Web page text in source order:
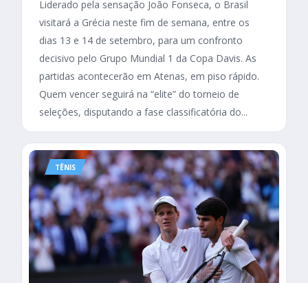
Liderado pela sensação João Fonseca, o Brasil
visitará a Grécia neste fim de semana, entre os
dias 13 e 14 de setembro, para um confronto
decisivo pelo Grupo Mundial 1 da Copa Davis. As
partidas acontecerão em Atenas, em piso rápido.
Quem vencer seguirá na “elite” do torneio de
seleções, disputando a fase classificatória do...
TÊNIS